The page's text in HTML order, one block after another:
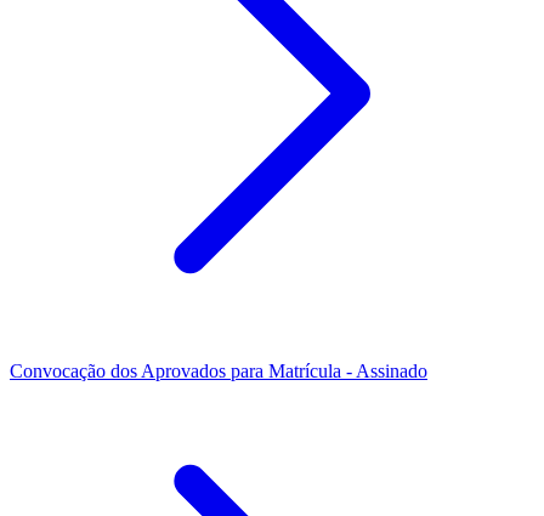
Convocação dos Aprovados para Matrícula - Assinado